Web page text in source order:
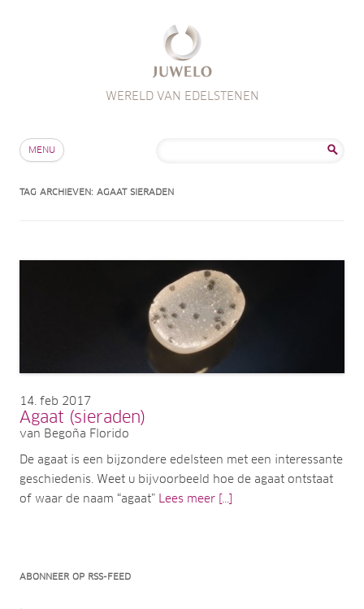
WERELD VAN EDELSTENEN
MENU
TAG ARCHIEVEN: AGAAT SIERADEN
14 feb 2017
Agaat (sieraden)
van Begoña Florido
De agaat is een bijzondere edelsteen met een interessante
geschiedenis. Weet u bijvoorbeeld hoe de agaat ontstaat
of waar de naam “agaat”
Lees meer [...]
ABONNEER OP RSS-FEED